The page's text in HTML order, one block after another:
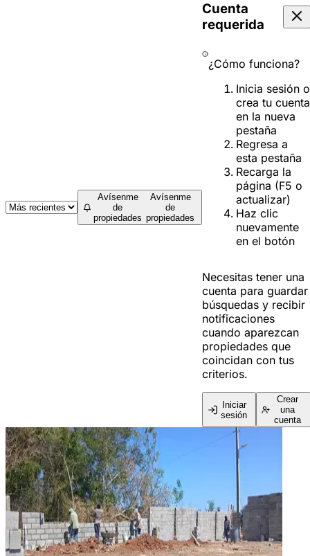
Avísenme
de
propiedades
Avísenme
de
propiedades
Cuenta
requerida
¿Cómo funciona?
Inicia sesión o
crea tu cuenta
en la nueva
pestaña
Regresa a
esta pestaña
Recarga la
página (F5 o
actualizar)
Haz clic
nuevamente
en el botón
Necesitas tener una
cuenta para guardar
búsquedas y recibir
notificaciones
cuando aparezcan
propiedades que
coincidan con tus
criterios.
Iniciar
sesión
Crear
una
cuenta